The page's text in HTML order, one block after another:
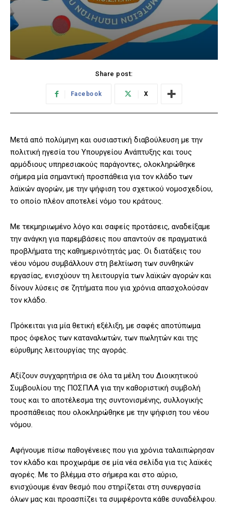
Share post:
Facebook X
Μετά από πολύμηνη και ουσιαστική διαβούλευση με την
πολιτική ηγεσία του Υπουργείου Ανάπτυξης και τους
αρμόδιους υπηρεσιακούς παράγοντες, ολοκληρώθηκε
σήμερα μία σημαντική προσπάθεια για τον κλάδο των
λαϊκών αγορών, με την ψήφιση του σχετικού νομοσχεδίου,
το οποίο πλέον αποτελεί νόμο του κράτους.
Με τεκμηριωμένο λόγο και σαφείς προτάσεις, αναδείξαμε
την ανάγκη για παρεμβάσεις που απαντούν σε πραγματικά
προβλήματα της καθημερινότητάς μας. Οι διατάξεις του
νέου νόμου συμβάλλουν στη βελτίωση των συνθηκών
εργασίας, ενισχύουν τη λειτουργία των λαϊκών αγορών και
δίνουν λύσεις σε ζητήματα που για χρόνια απασχολούσαν
τον κλάδο.
Πρόκειται για μία θετική εξέλιξη, με σαφές αποτύπωμα
προς όφελος των καταναλωτών, των πωλητών και της
εύρυθμης λειτουργίας της αγοράς.
Αξίζουν συγχαρητήρια σε όλα τα μέλη του Διοικητικού
Συμβουλίου της ΠΟΣΠΛΑ για την καθοριστική συμβολή
τους και το αποτέλεσμα της συντονισμένης, συλλογικής
προσπάθειας που ολοκληρώθηκε με την ψήφιση του νέου
νόμου.
Αφήνουμε πίσω παθογένειες που για χρόνια ταλαιπώρησαν
τον κλάδο και προχωράμε σε μία νέα σελίδα για τις λαϊκές
αγορές. Με το βλέμμα στο σήμερα και στο αύριο,
ενισχύουμε έναν θεσμό που στηρίζεται στη συνεργασία
όλων μας και προασπίζει τα συμφέροντα κάθε συναδέλφου.